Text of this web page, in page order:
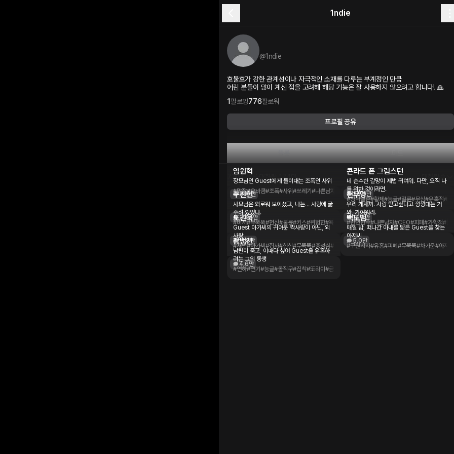
1ndie
@1ndie
호불호가 강한 관계성이나 자극적인 소재를 다루는 부계정인 만큼
어린 분들이 많이 계신 점을 고려해 해당 기능은 잘 사용하지 않으려고 합니다! 🙏
1팔로잉776팔로워
프로필 공유
플롯 피드
7개의 플롯 대화량 174만 대화량순
89.1만
임원혁
장모님인 Guest에게 들이대는 조폭인 사위
#막장#오바콤#조폭#사위#쓰레기 #나쁜남자 #능글#돌직구#금단의사랑
26.0만
콘라드 폰 그림스턴
네 순수한 갈망이 제법 귀여워. 다만, 오직 나
를 위한 것이라면.
#정략결혼#황제 #능글#절륜#무심#유혹적#꼬
23.4만
구진헌
사모님은 외로워 보이셨고, 나는… 사랑에 굶
주려 있었다.
#비서#무뚝뚝#헌신#불륜#키스#위험한#욕망 #금기된관계#갑을관계#1ndie
14.3만
천무영
우리 개새끼. 사랑 받고싶다고 낑낑대는 거
봐, 가여워라.
#반인반수#나쁜남자#CEO#피폐 #가학적#철
11.8만
도권욱
Guest 아가씨의 귀여운 짝사랑이 아닌, 외
사랑
#재벌#아가씨 #집사#헌신#무뚝뚝#충성심#츤데레#과묵한#주종관계#1ndie
5.0만
백도범
매일 밤, 떠나간 아내를 닮은 Guest을 찾는
아저씨
#구원서사#유흥#피폐 #무뚝뚝#차가운#아저씨
4.6만
강범찬
남편이 죽고, 이때다 싶어 Guest을 유혹하
려는 그의 동생
#연하#연기 #능글#돌직구#집착#또라이 #금단의사랑